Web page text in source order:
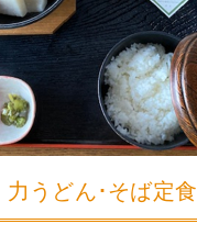
力うどん･そば定食